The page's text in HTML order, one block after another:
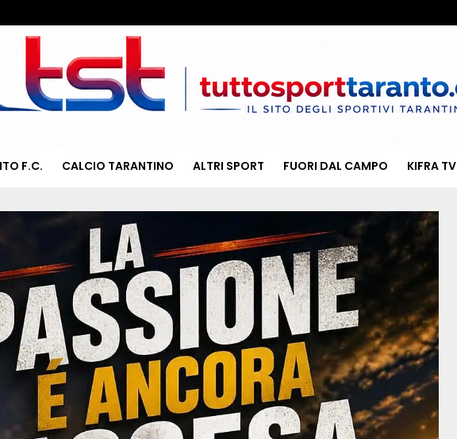
F.C. CALCIO TARANTINO ALTRI SPORT FUORI DAL CAMPO KIFRA TV